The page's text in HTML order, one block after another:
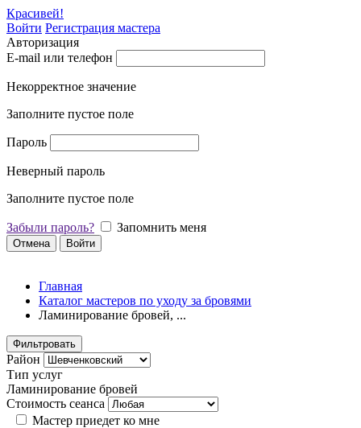
Красивей!
Войти Регистрация мастера
Авторизация
E-mail или телефон
Некорректное значение
Заполните пустое поле
Пароль
Неверный пароль
Заполните пустое поле
Забыли пароль? Запомнить меня
Отмена Войти
Главная
Каталог мастеров по уходу за бровями
Ламинирование бровей, ...
Фильтровать
Район
Тип услуг
Ламинирование бровей
Стоимость сеанса
Мастер приедет ко мне